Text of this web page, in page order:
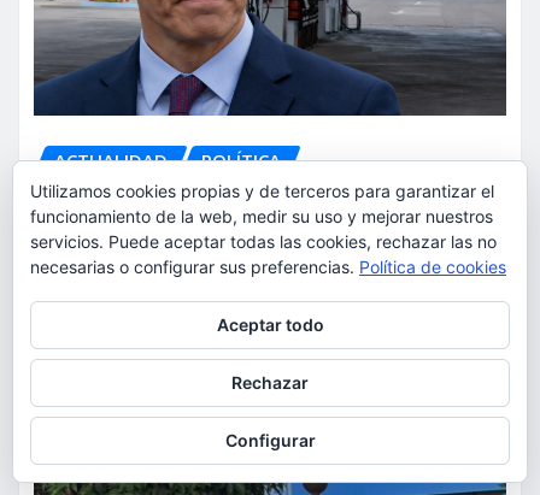
ACTUALIDAD POLÍTICA
Los españoles afrontan su
verano más caro mientras el
Gobierno recorta el apoyo al
combustible
torrent al dia Ago 5, 2026
Utilizamos cookies propias y de terceros para garantizar el
funcionamiento de la web, medir su uso y mejorar nuestros
servicios. Puede aceptar todas las cookies, rechazar las no
necesarias o configurar sus preferencias. Política de cookies
Aceptar todo
Rechazar
Configurar
Para obtener más información, incluido cómo gestionar las cookies,